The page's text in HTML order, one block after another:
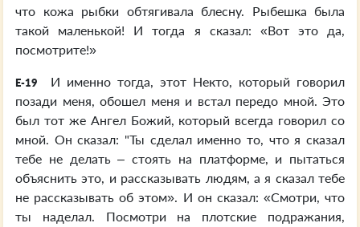
что кожа рыбки обтягивала блесну. Рыбешка была
такой маленькой! И тогда я сказал: «Вот это да,
посмотрите!»
E-19
И именно тогда, этот Некто, который говорил
позади меня, обошел меня и встал передо мной. Это
был тот же Ангел Божий, который всегда говорил со
мной. Он сказал: "Ты сделал именно то, что я сказал
тебе не делать – стоять на платформе, и пытаться
объяснить это, и рассказывать людям, а я сказал тебе
не рассказывать об этом». И он сказал: «Смотри, что
ты наделал. Посмотри на плотские подражания,